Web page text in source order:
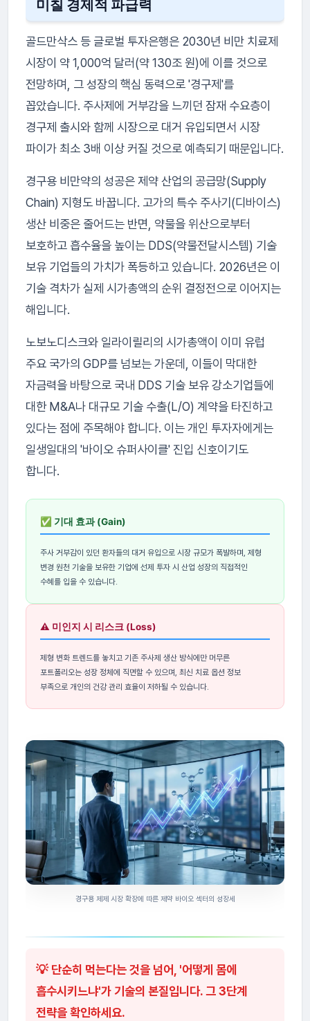
미칠 경제적 파급력
골드만삭스 등 글로벌 투자은행은 2030년 비만 치료제
시장이 약 1,000억 달러(약 130조 원)에 이를 것으로
전망하며, 그 성장의 핵심 동력으로 '경구제'를
꼽았습니다. 주사제에 거부감을 느끼던 잠재 수요층이
경구제 출시와 함께 시장으로 대거 유입되면서 시장
파이가 최소 3배 이상 커질 것으로 예측되기 때문입니다.
경구용 비만약의 성공은 제약 산업의 공급망(Supply
Chain) 지형도 바꿉니다. 고가의 특수 주사기(디바이스)
생산 비중은 줄어드는 반면, 약물을 위산으로부터
보호하고 흡수율을 높이는 DDS(약물전달시스템) 기술
보유 기업들의 가치가 폭등하고 있습니다. 2026년은 이
기술 격차가 실제 시가총액의 순위 결정전으로 이어지는
해입니다.
노보노디스크와 일라이릴리의 시가총액이 이미 유럽
주요 국가의 GDP를 넘보는 가운데, 이들이 막대한
자금력을 바탕으로 국내 DDS 기술 보유 강소기업들에
대한 M&A나 대규모 기술 수출(L/O) 계약을 타진하고
있다는 점에 주목해야 합니다. 이는 개인 투자자에게는
일생일대의 '바이오 슈퍼사이클' 진입 신호이기도
합니다.
✅ 기대 효과 (Gain)
주사 거부감이 있던 환자들의 대거 유입으로 시장 규모가 폭발하며, 제형
변경 원천 기술을 보유한 기업에 선제 투자 시 산업 성장의 직접적인
수혜를 입을 수 있습니다.
⚠️ 미인지 시 리스크 (Loss)
제형 변화 트렌드를 놓치고 기존 주사제 생산 방식에만 머무른
포트폴리오는 성장 정체에 직면할 수 있으며, 최신 치료 옵션 정보
부족으로 개인의 건강 관리 효율이 저하될 수 있습니다.
경구용 제제 시장 확장에 따른 제약 바이오 섹터의 성장세
💡 단순히 먹는다는 것을 넘어, '어떻게 몸에
흡수시키느냐'가 기술의 본질입니다. 그 3단계
전략을 확인하세요.